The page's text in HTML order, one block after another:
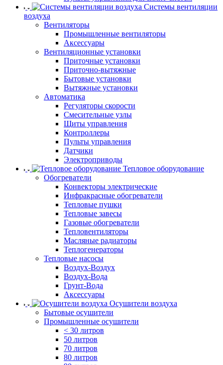
Системы вентиляции
воздуха
Вентиляторы
Промышленные вентиляторы
Аксессуары
Вентиляционные установки
Приточные установки
Приточно-вытяжные
Бытовые установки
Вытяжные установки
Автоматика
Регуляторы скорости
Смесительные узлы
Щиты управления
Контроллеры
Пульты управления
Датчики
Электроприводы
Тепловое оборудование
Обогреватели
Конвекторы электрические
Инфракрасные обогреватели
Тепловые пушки
Тепловые завесы
Газовые обогреватели
Тепловентиляторы
Масляные радиаторы
Теплогенераторы
Тепловые насосы
Воздух-Воздух
Воздух-Вода
Грунт-Вода
Аксессуары
Осушители воздуха
Бытовые осушители
Промышленные осушители
< 30 литров
50 литров
70 литров
80 литров